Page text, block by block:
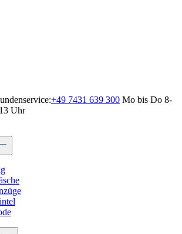
+49 7431 639 300 Mo bis Do 8-
Uhr